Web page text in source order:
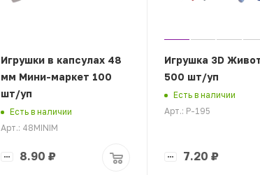
Игрушки в капсулах 48
мм Мини-маркет 100
шт/уп
Есть в наличии
Арт.: 48MINIM
8.90 ₽
Игрушка 3D
500 шт/уп
Есть в наличии
Арт.: Р-195
7.20 ₽